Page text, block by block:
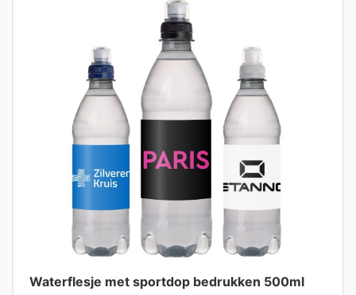
Waterflesje met sportdop bedrukken 500ml